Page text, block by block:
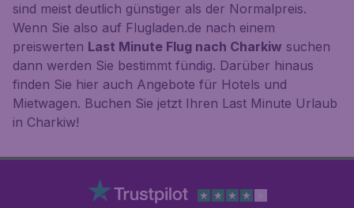
sind meist deutlich günstiger als der Normalpreis.
Wenn Sie also auf Flugladen.de nach einem
preiswerten Last Minute Flug nach Charkiw suchen
dann werden Sie bestimmt fündig. Darüber hinaus
finden Sie hier auch Angebote für Hotels und
Mietwagen. Buchen Sie jetzt Ihren Last Minute Urlaub
in Charkiw!